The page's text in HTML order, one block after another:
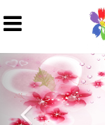
Previous